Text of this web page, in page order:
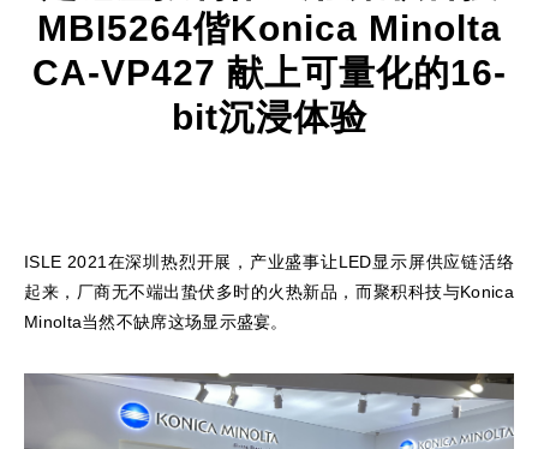
MBI5264偕Konica Minolta
CA-VP427 献上可量化的16-
bit沉浸体验
ISLE 2021在深圳热烈开展，产业盛事让LED显示屏供应链活络
起来，厂商无不端出蛰伏多时的火热新品，而聚积科技与Konica
Minolta当然不缺席这场显示盛宴。